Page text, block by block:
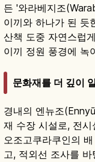
든 '와라베지조
이끼와 하나가 된 듯
산책 도중 자연스럽
이끼 정원 풍경에 녹
문화재를 더 깊이
경내의 엔뉴조
재 수장 시설로, 전
오조고쿠라쿠인의
고, 적외선 조사를